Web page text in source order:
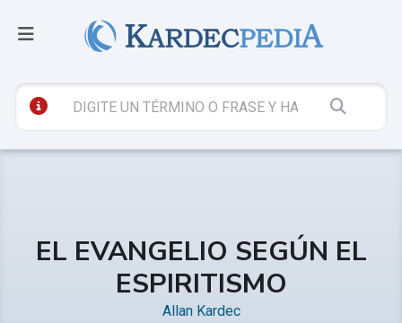
EL EVANGELIO SEGÚN EL
ESPIRITISMO
Allan Kardec